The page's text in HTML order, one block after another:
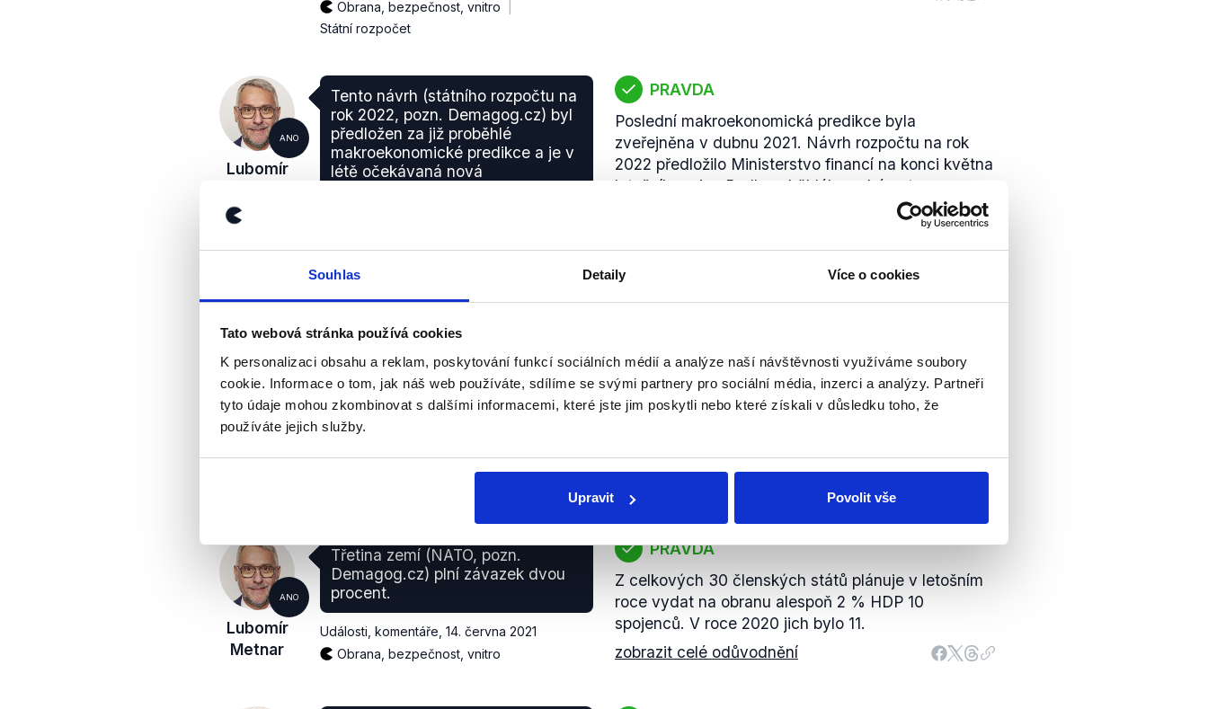
Souhlas Detaily Více o cookies
Tato webová stránka používá cookies
K personalizaci obsahu a reklam, poskytování funkcí sociálních médií a analýze naší návštěvnosti využíváme soubory
cookie. Informace o tom, jak náš web používáte, sdílíme se svými partnery pro sociální média, inzerci a analýzy. Partneři
tyto údaje mohou zkombinovat s dalšími informacemi, které jste jim poskytli nebo které získali v důsledku toho, že
používáte jejich služby.
Upravit Povolit vše
Obrana, bezpečnost, vnitro
Státní rozpočet
ANO
Lubomír
Tento návrh (státního rozpočtu na
rok 2022, pozn. Demagog.cz) byl
předložen za již proběhlé
makroekonomické predikce a je v
létě očekávaná nová
Ekonomika
Státní rozpočet
PRAVDA
Poslední makroekonomická predikce byla
zveřejněna v dubnu 2021. Návrh rozpočtu na rok
2022 předložilo Ministerstvo financí na konci května
letošního roku. Podle zaběhlého schématu
Ministerstvo financí uveřejní další predikci
Lubomír
Metnar
V tom hodnocení, sedmiletém
pozn. Demagog.cz), jsme se
umístili z hlediska tempa růstu
rozpočtu na obranu na sedmém
místě.
Podle tiskové zprávy NATO narostly výdaje na
obranu České republiky mezi lety 2014 a 2021 o 76
%. Tento nárůst je v uvedeném období sedmý
ANO
Lubomír
Metnar
Třetina zemí (NATO, pozn.
Demagog.cz) plní závazek dvou
procent.
Události, komentáře 14. června 2021
Obrana, bezpečnost, vnitro
PRAVDA
Z celkových 30 členských států plánuje v letošním
roce vydat na obranu alespoň 2 % HDP 10
spojenců. V roce 2020 jich bylo 11.
zobrazit celé odůvodnění